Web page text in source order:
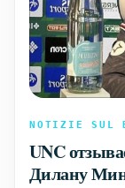
NOTIZIE SUL
UNC
Дилану